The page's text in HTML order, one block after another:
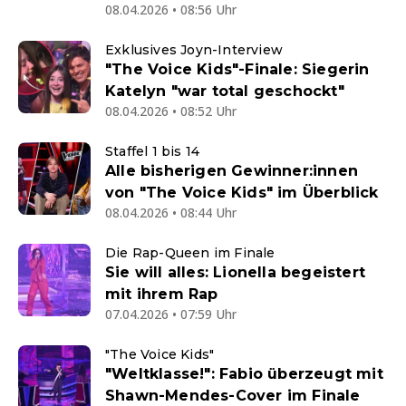
08.04.2026 • 08:56 Uhr
Exklusives Joyn-Interview
"The Voice Kids"-Finale: Siegerin
Katelyn "war total geschockt"
08.04.2026 • 08:52 Uhr
Staffel 1 bis 14
Alle bisherigen Gewinner:innen
von "The Voice Kids" im Überblick
08.04.2026 • 08:44 Uhr
Die Rap-Queen im Finale
Sie will alles: Lionella begeistert
mit ihrem Rap
07.04.2026 • 07:59 Uhr
"The Voice Kids"
"Weltklasse!": Fabio überzeugt mit
Shawn-Mendes-Cover im Finale